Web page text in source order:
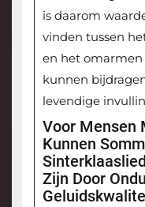
is daarom
vinden tussen
en het
kunnen
levendige
Voor Mensen
Kunnen
Zijn Door